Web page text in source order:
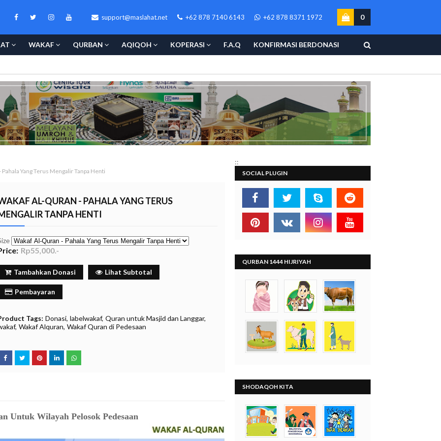
support@maslahat.net +62 878 7140 6143 +62 878 8371 1972 0
WAKAF QURBAN AQIQOH KOPERASI F.A.Q KONFIRMASI BERDONASI
Yang Terus Mengalir Tanpa Henti
AL-QURAN - PAHALA YANG TERUS
TANPA HENTI
Rp55,000.-
Tambahkan Donasi Lihat Subtotal
Pembayaran
Tags: Donasi labelwakaf Quran untuk Masjid dan Langgar
Wakaf Alquran Wakaf Quran di Pedesaan
Untuk Wilayah Pelosok Pedesaan
::
SOCIAL PLUGIN
QURBAN 1444 HIJRIYAH
SHODAQOH KITA